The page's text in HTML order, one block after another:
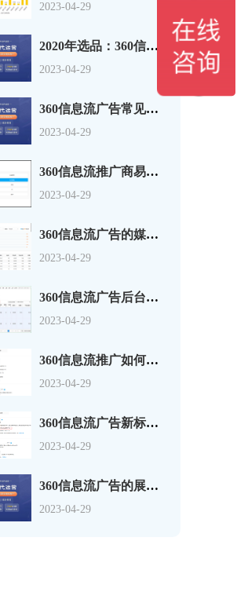
2023-04-29
2020年选品：360信息流广告投放趋势
2023-04-29
360信息流广告常见的一些问题
2023-04-29
360信息流推广商易平台操作说明
2023-04-29
360信息流广告的媒体维度报表
2023-04-29
360信息流广告后台的创意实时预览功能
2023-04-29
360信息流推广如何创建“PC信息流广告
2023-04-29
360信息流广告新标准展示
2023-04-29
360信息流广告的展示广告系统是什么样的
2023-04-29